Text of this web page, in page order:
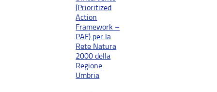
(Prioritized
Action
Framework –
PAF) per la
Rete Natura
2000 della
Regione
Umbria